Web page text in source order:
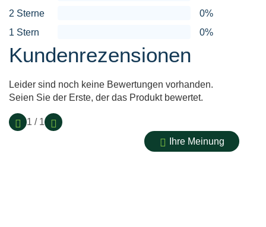
2 Sterne
0%
1 Stern
0%
Kundenrezensionen
Leider sind noch keine Bewertungen vorhanden.
Seien Sie der Erste, der das Produkt bewertet.
1 / 1
Ihre Meinung